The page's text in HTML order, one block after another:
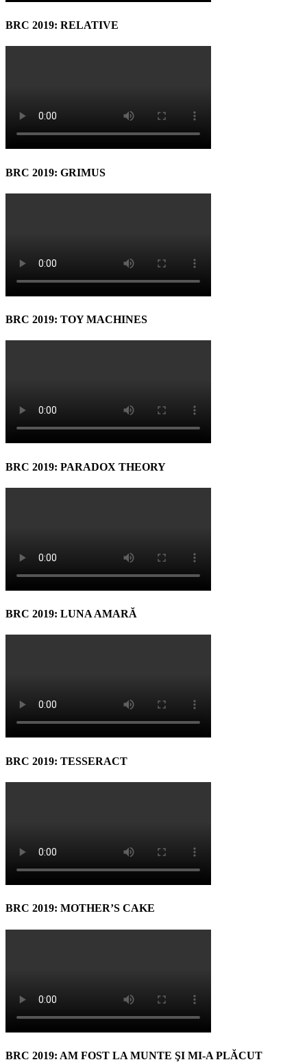
BRC 2019: RELATIVE
BRC 2019: GRIMUS
BRC 2019: TOY MACHINES
BRC 2019: PARADOX THEORY
BRC 2019: LUNA AMARĂ
BRC 2019: TESSERACT
BRC 2019: MOTHER’S CAKE
BRC 2019: AM FOST LA MUNTE ŞI MI-A PLĂCUT